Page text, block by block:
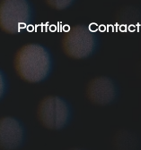
Portfolio Contact